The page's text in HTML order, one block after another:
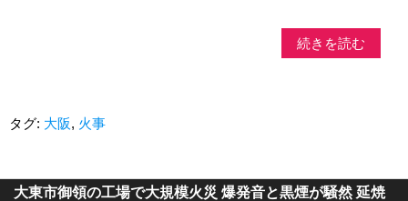
続きを読む
タグ: 大阪, 火事
大東市御領の工場で大規模火災 爆発音と黒煙が騒然 延焼